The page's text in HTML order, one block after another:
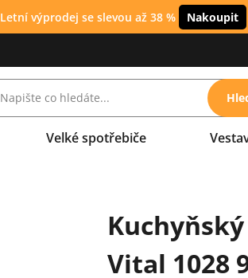
Letní výprodej se slevou až 38 % Nakoupit
Velké spotřebiče
Vital 1028